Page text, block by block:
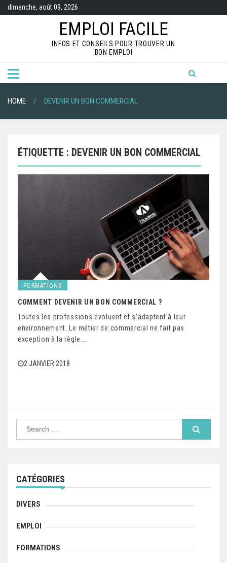
t
dimanche, août 09, 2026
EMPLOI FACILE
INFOS ET CONSEILS POUR TROUVER UN
BON EMPLOI
HOME DEVENIR UN BON COMMERCIAL
ÉTIQUETTE : DEVENIR UN BON COMMERCIAL
FORMATIONS
COMMENT DEVENIR UN BON COMMERCIAL ?
Toutes les professions évoluent et s’adaptent à leur
environnement. Le métier de commercial ne fait pas
exception à la règle.…
2 JANVIER 2018
a
f
o
:
CATÉGORIES
DIVERS
EMPLOI
FORMATIONS